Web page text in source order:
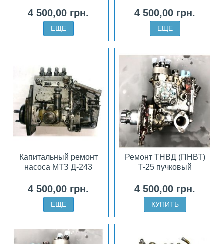
4 500,00 грн.
ЕЩЕ
4 500,00 грн.
ЕЩЕ
Капитальный ремонт
насоса МТЗ Д-243
4 500,00 грн.
ЕЩЕ
Ремонт ТНВД (ПНВТ)
Т-25 пучковый
4 500,00 грн.
КУПИТЬ